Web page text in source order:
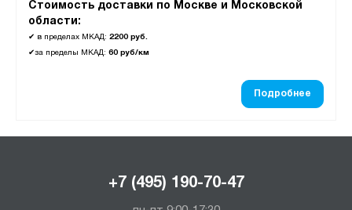
Стоимость доставки по Москве и Московской
области:
✔ в пределах МКАД: 2200 руб.
✔за пределы МКАД: 60 руб/км
Подробнее
+7 (495) 190-70-47